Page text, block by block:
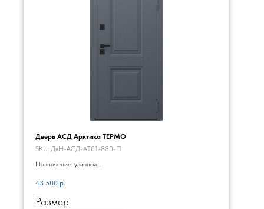
Дверь АСД Арктика ТЕРМО
SKU: ДвН-АСД-АТ01-880-П
Назначение: уличная
Монтаж: входит в стоимость
43 500 р.
Размер